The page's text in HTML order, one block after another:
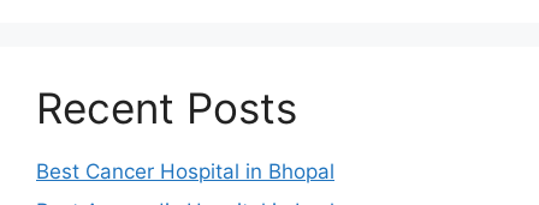
Recent Posts
Best Cancer Hospital in Bhopal